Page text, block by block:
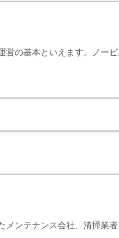
の基本といえます。ノー
ンテナンス会社、清掃業者